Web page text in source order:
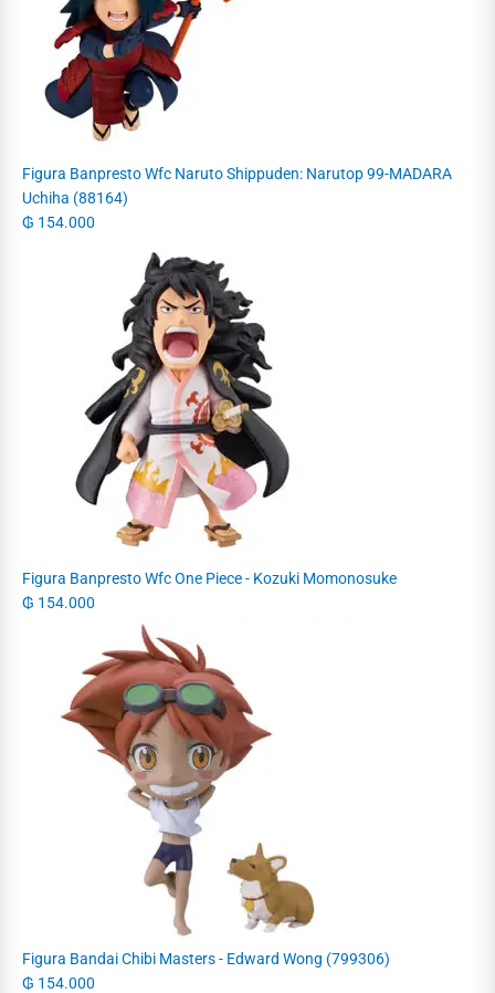
Figura Banpresto Wfc Naruto Shippuden: Narutop 99-MADARA
Uchiha (88164)
₲ 154.000
Figura Banpresto Wfc One Piece - Kozuki Momonosuke
₲ 154.000
Figura Bandai Chibi Masters - Edward Wong (799306)
₲ 154.000